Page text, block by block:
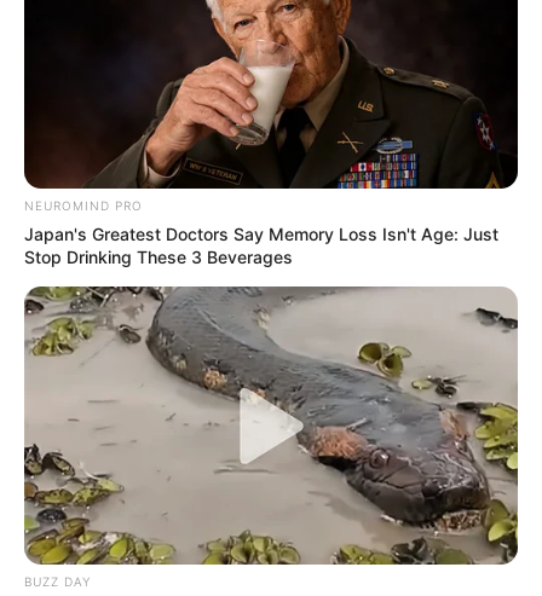
CONFESADOS (O CON UN BUEN AMULETO)!
NEUROMIND PRO
Japan's Greatest Doctors Say Memory Loss Isn't Age: Just
Stop Drinking These 3 Beverages
BUZZ DAY